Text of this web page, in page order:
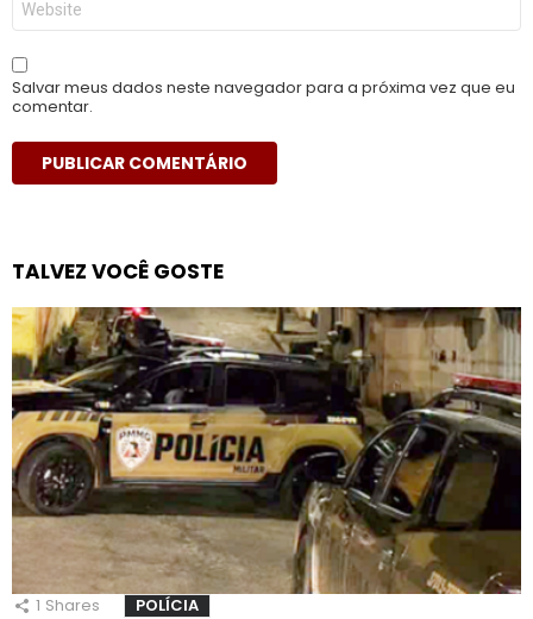
Salvar meus dados neste navegador para a próxima vez que eu
comentar.
TALVEZ VOCÊ GOSTE
1 Shares POLÍCIA